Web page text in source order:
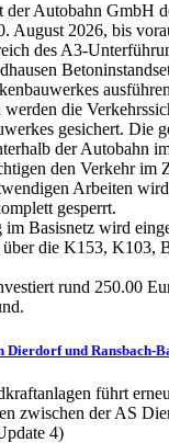
der Autobahn GmbH
August 2026, bis
des A3-
werden die
gesichert. Die
der Autobahn
den Verkehr im
Arbeiten
gesperrt.
Basisnetz wird
über die K153, K103,
rund 250.00
Dierdorf und Ransbach-
führt
zwischen der AS
4)